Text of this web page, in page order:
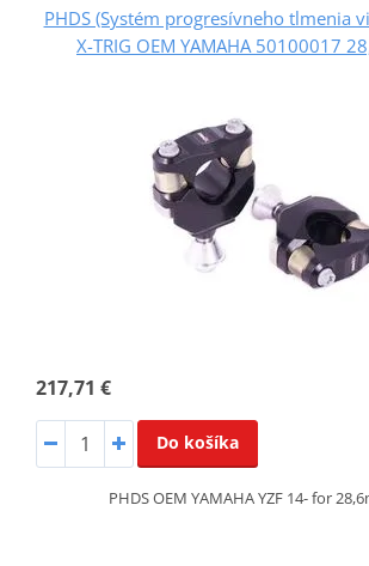
PHDS (Systém progresívneho tlmenia
X-TRIG OEM YAMAHA 50100017
217,71 €
Do košíka
PHDS OEM YAMAHA YZF 14- for